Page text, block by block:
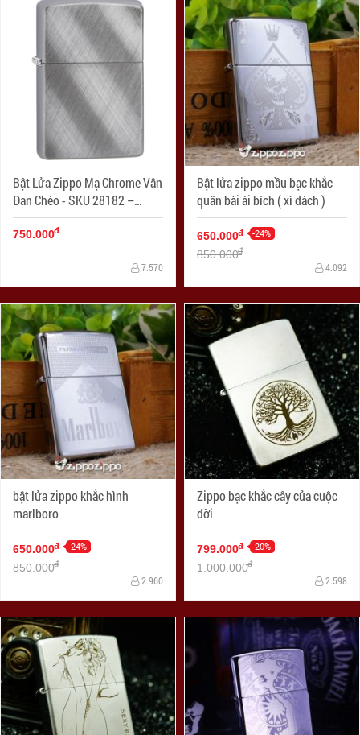
Bật Lửa Zippo Mạ Chrome Vân
Đan Chéo - SKU 28182 –
Zippo Diagonal Weave
750.000đ
7.570
Bật lửa zippo mầu bạc khắc
quân bài ái bích ( xì dách )
650.000đ -24%
850.000đ
4.092
bật lửa zippo khắc hình
marlboro
650.000đ -24%
850.000đ
2.960
Zippo bạc khắc cây của cuộc
đời
799.000đ -20%
1.000.000đ
2.598